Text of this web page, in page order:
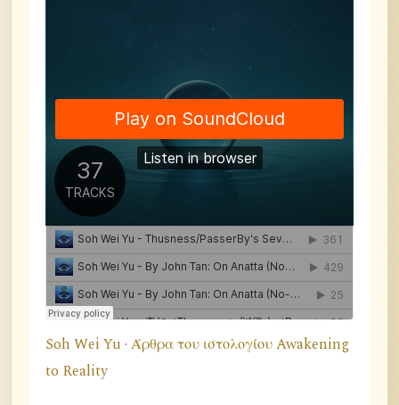
Soh Wei Yu · Άρθρα του ιστολογίου Awakening
to Reality